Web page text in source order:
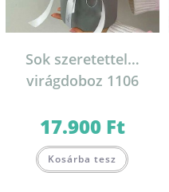
Sok szeretettel…
virágdoboz 1106
17.900 Ft
Kosárba tesz